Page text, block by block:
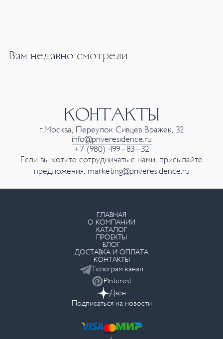
Вам недавно смотрели
КОНТАКТЫ
г.Москва, Переулок Сивцев Вражек, 32
info@priveresidence.ru
+7 (980) 499-83-32
Если вы хотите сотрудничать с нами, присылайте
предложения: marketing@priveresidence.ru
ГЛАВНАЯ
О КОМПАНИИ
КАТАЛОГ
ПРОЕКТЫ
БЛОГ
ДОСТАВКА И ОПЛАТА
КОНТАКТЫ
Телеграм канал
Pinterest
Дзен
Подписаться на новости